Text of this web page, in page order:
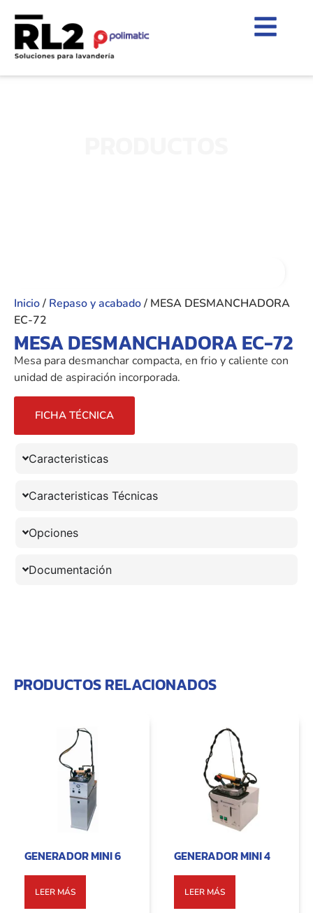
Inicio/ Repaso y acabado/ MESA DESMANCHADORA
EC-72
MESA DESMANCHADORA EC-72
Mesa para desmanchar compacta, en frio y caliente con
unidad de aspiración incorporada.
FICHA TÉCNICA
Caracteristicas
Caracteristicas Técnicas
Opciones
Documentación
PRODUCTOS RELACIONADOS
GENERADOR MINI 6
LEER MÁS
GENERADOR MINI 4
LEER MÁS